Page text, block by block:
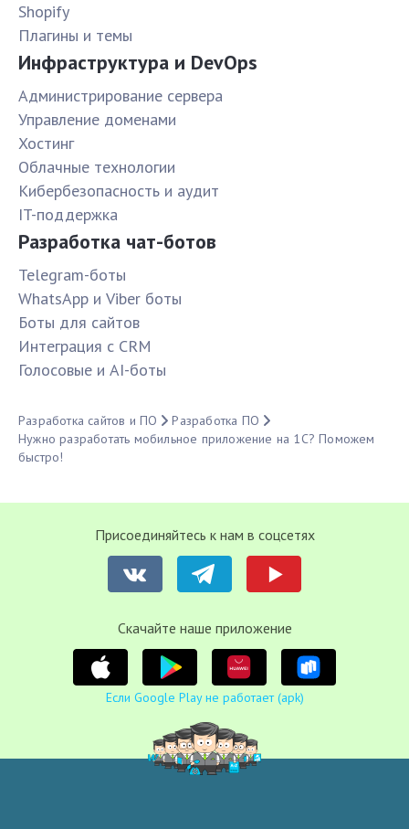
Shopify
Плагины и темы
Инфраструктура и DevOps
Администрирование сервера
Управление доменами
Хостинг
Облачные технологии
Кибербезопасность и аудит
IT-поддержка
Разработка чат-ботов
Telegram-боты
WhatsApp и Viber боты
Боты для сайтов
Интеграция с CRM
Голосовые и AI-боты
Разработка сайтов и ПО
Разработка ПО
Нужно разработать мобильное приложение на 1С? Поможем
быстро!
Присоединяйтесь к нам в соцсетях
Cкачайте наше приложение
Если Google Play не работает (apk)